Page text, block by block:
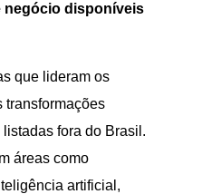
negócio disponíveis
que lideram os
transformações
fora do Brasil.
áreas como
artificial,